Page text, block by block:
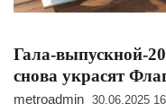
Гала-выпускной-
снова украсят
metroadmin 30.06.2025